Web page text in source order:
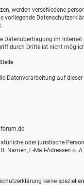
werden verschiedene
vorliegende
Datenübertragung im
durch Dritte ist nicht
Datenverarbeitung auf dieser
oder juristische
Namen, E-Mail-Adressen o.
keine